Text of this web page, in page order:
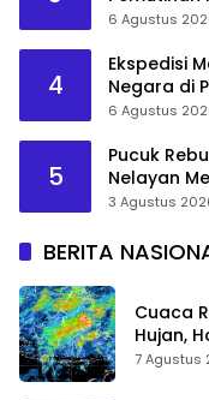
6 Agustus
4
Ekspedisi
Negara di
6 Agustus
5
Pucuk
Nelayan
3 Agustus
BERITA
Cuaca
Hujan,
7 Agustus